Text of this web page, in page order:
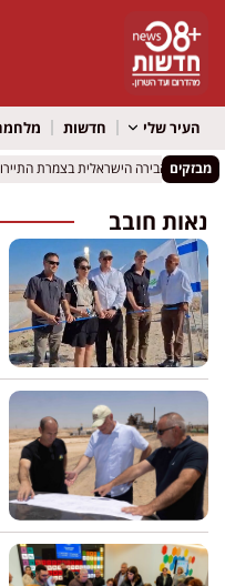
העיר שלי חדשות
מבזקים הבירה הישראלית בצמרת
הבירה הישראלית בצמרת
נאות חובב